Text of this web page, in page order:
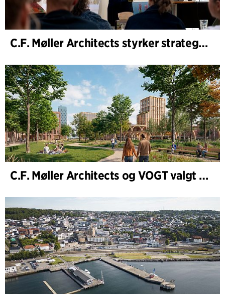
C.F. Møller Architects styrker strategisk rådgivning i tidlige faser
C.F. Møller Architects og VOGT valgt til å forme fremtidens Hamburg-Altona